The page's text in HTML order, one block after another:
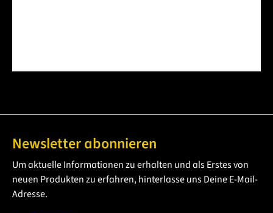
Newsletter abonnieren
Um aktuelle Informationen zu erhalten und als Erstes von
neuen Produkten zu erfahren, hinterlasse uns Deine E-Mail-
Adresse.